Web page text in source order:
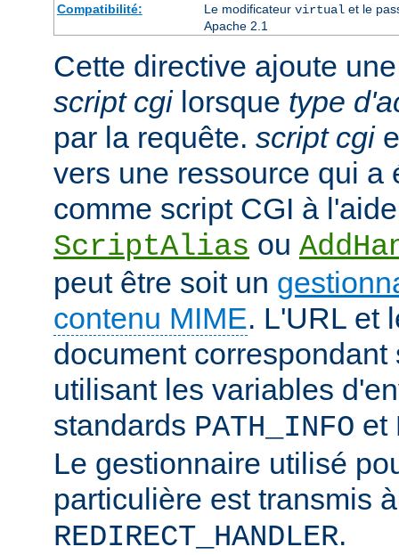
Compatibilité:
Le modificateur virtual et le
Apache 2.1
Cette directive ajoute
script cgilorsque type
par la requête. script cgi
vers une ressource qui a
comme script CGI à
ScriptAlias ou
peut être soit un
contenu MIME. L'URL et
document
utilisant les variables
standards PATH_INFO et
Le gestionnaire utilisé
particulière est transmis
REDIRECT_HANDLER.